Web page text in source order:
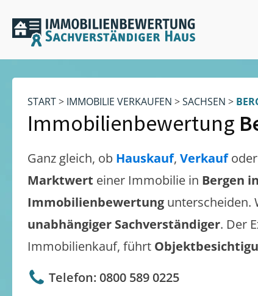
START> IMMOBILIE VERKAUFEN >SACHSEN >
Immobilienbewertung
Ganz gleich, ob Hauskauf, Verkaufoder
Marktwert einer Immobilie in Bergen
Immobilienbewertung unterscheiden.
unabhängiger Sachverständiger. Der
Immobilienkauf, führt
Telefon: 0800 589 0225